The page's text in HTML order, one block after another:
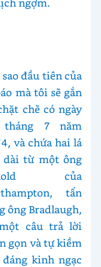
sao đầu tiên của
mà tôi sẽ gắn
chẽ có ngày
7 năm
và chứa hai lá
từ một ông
của
tấn
ông Bradlaugh,
câu trả lời
gọn và tự kiềm
đáng kinh ngạc